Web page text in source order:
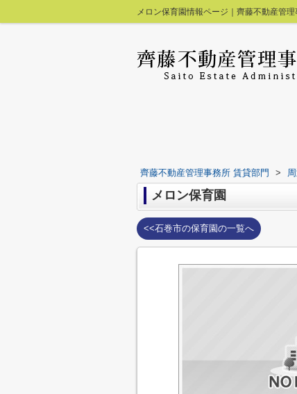
メロン保育園情報ページ｜齊藤不動産管理
齊藤不動産管理事務所 賃貸部門 >
メロン保育園
<<石巻市の保育園の一覧へ